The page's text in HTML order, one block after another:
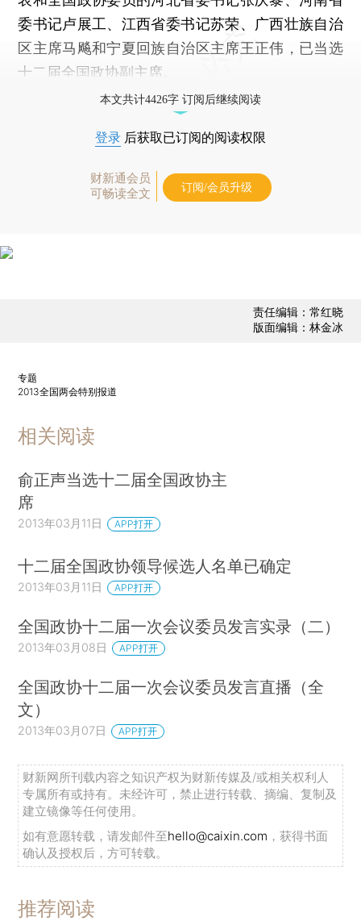
委书记卢展工、江西省委书记苏荣、广西壮族自治
区主席马飚和宁夏回族自治区主席王正伟，已当选
十二届全国政协副主席。
本文共计4426字 订阅后继续阅读
登录 后获取已订阅的阅读权限
财新通会员
可畅读全文
订阅/会员升级
责任编辑：常红晓
版面编辑：林金冰
专题
2013全国两会特别报道
相关阅读
俞正声当选十二届全国政协主
席
2013年03月11日 APP打开
十二届全国政协领导候选人名单已确定
2013年03月11日 APP打开
全国政协十二届一次会议委员发言实录（二）
2013年03月08日 APP打开
全国政协十二届一次会议委员发言直播（全
文）
2013年03月07日 APP打开
财新网所刊载内容之知识产权为财新传媒及/或相关权利人
专属所有或持有。未经许可，禁止进行转载、摘编、复制及
建立镜像等任何使用。
如有意愿转载，请发邮件至hello@caixin.com ，获得书面
确认及授权后，方可转载。
推荐阅读